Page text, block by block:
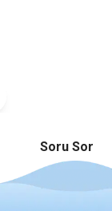
Soru Sor